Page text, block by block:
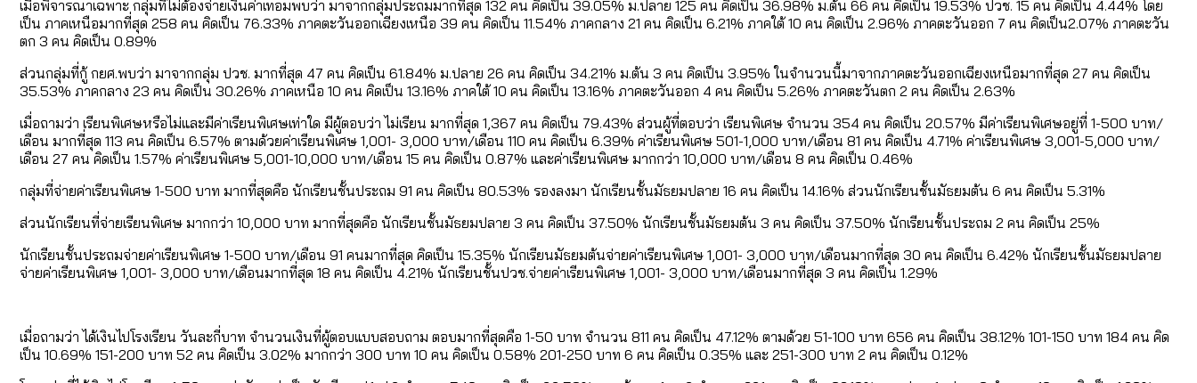
เมื่อพิจารณาเฉพาะ กลุ่มที่ไม่ต้องจ่ายเงินค่าเทอมพบว่า มาจากกลุ่มประถมมากที่สุด 132 คน คิดเป็น 39.05% ม.ปลาย 125 คน คิดเป็น 36.98% ม.ต้น 66 คน คิดเป็น 19.53% ปวช. 15 คน คิดเป็น 4.44% โดย
เป็น ภาคเหนือมากที่สุด 258 คน คิดเป็น 76.33% ภาคตะวันออกเฉียงเหนือ 39 คน คิดเป็น 11.54% ภาคกลาง 21 คน คิดเป็น 6.21% ภาคใต้ 10 คน คิดเป็น 2.96% ภาคตะวันออก 7 คน คิดเป็น2.07% ภาคตะวัน
ตก 3 คน คิดเป็น 0.89%
ส่วนกลุ่มที่กู้ กยศ.พบว่า มาจากกลุ่ม ปวช. มากที่สุด 47 คน คิดเป็น 61.84% ม.ปลาย 26 คน คิดเป็น 34.21% ม.ต้น 3 คน คิดเป็น 3.95% ในจำนวนนี้มาจากภาคตะวันออกเฉียงเหนือมากที่สุด 27 คน คิดเป็น
35.53% ภาคกลาง 23 คน คิดเป็น 30.26% ภาคเหนือ 10 คน คิดเป็น 13.16% ภาคใต้ 10 คน คิดเป็น 13.16% ภาคตะวันออก 4 คน คิดเป็น 5.26% ภาคตะวันตก 2 คน คิดเป็น 2.63%
เมื่อถามว่า เรียนพิเศษหรือไม่และมีค่าเรียนพิเศษเท่าใด มีผู้ตอบว่า ไม่เรียน มากที่สุด 1,367 คน คิดเป็น 79.43% ส่วนผู้ที่ตอบว่า เรียนพิเศษ จำนวน 354 คน คิดเป็น 20.57% มีค่าเรียนพิเศษอยู่ที่ 1-500 บาท/
เดือน มากที่สุด 113 คน คิดเป็น 6.57% ตามด้วยค่าเรียนพิเศษ 1,001- 3,000 บาท/เดือน 110 คน คิดเป็น 6.39% ค่าเรียนพิเศษ 501-1,000 บาท/เดือน 81 คน คิดเป็น 4.71% ค่าเรียนพิเศษ 3,001-5,000 บาท/
เดือน 27 คน คิดเป็น 1.57% ค่าเรียนพิเศษ 5,001-10,000 บาท/เดือน 15 คน คิดเป็น 0.87% และค่าเรียนพิเศษ มากกว่า 10,000 บาท/เดือน 8 คน คิดเป็น 0.46%
กลุ่มที่จ่ายค่าเรียนพิเศษ 1-500 บาท มากที่สุดคือ นักเรียนชั้นประถม 91 คน คิดเป็น 80.53% รองลงมา นักเรียนชั้นมัธยมปลาย 16 คน คิดเป็น 14.16% ส่วนนักเรียนชั้นมัธยมต้น 6 คน คิดเป็น 5.31%
ส่วนนักเรียนที่จ่ายเรียนพิเศษ มากกว่า 10,000 บาท มากที่สุดคือ นักเรียนชั้นมัธยมปลาย 3 คน คิดเป็น 37.50% นักเรียนชั้นมัธยมต้น 3 คน คิดเป็น 37.50% นักเรียนชั้นประถม 2 คน คิดเป็น 25%
นักเรียนชั้นประถมจ่ายค่าเรียนพิเศษ 1-500 บาท/เดือน 91 คนมากที่สุด คิดเป็น 15.35% นักเรียนมัธยมต้นจ่ายค่าเรียนพิเศษ 1,001- 3,000 บาท/เดือนมากที่สุด 30 คน คิดเป็น 6.42% นักเรียนชั้นมัธยมปลาย
จ่ายค่าเรียนพิเศษ 1,001- 3,000 บาท/เดือนมากที่สุด 18 คน คิดเป็น 4.21% นักเรียนชั้นปวช.จ่ายค่าเรียนพิเศษ 1,001- 3,000 บาท/เดือนมากที่สุด 3 คน คิดเป็น 1.29%
เมื่อถามว่า ได้เงินไปโรงเรียน วันละกี่บาท จำนวนเงินที่ผู้ตอบแบบสอบถาม ตอบมากที่สุดคือ 1-50 บาท จำนวน 811 คน คิดเป็น 47.12% ตามด้วย 51-100 บาท 656 คน คิดเป็น 38.12% 101-150 บาท 184 คน คิด
เป็น 10.69% 151-200 บาท 52 คน คิดเป็น 3.02% มากกว่า 300 บาท 10 คน คิดเป็น 0.58% 201-250 บาท 6 คน คิดเป็น 0.35% และ 251-300 บาท 2 คน คิดเป็น 0.12%